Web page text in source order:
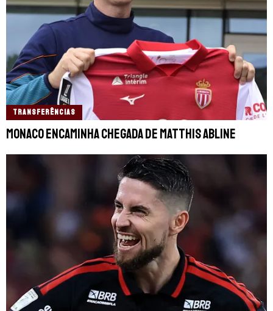
TRANSFERÊNCIAS
Monaco encaminha chegada de Matthis Abline